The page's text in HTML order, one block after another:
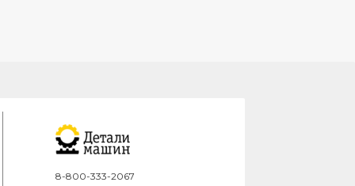
8-800-333-2067